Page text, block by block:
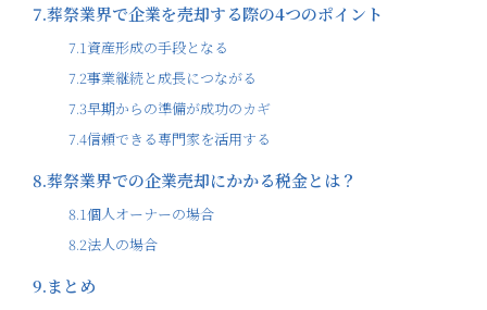
7.葬祭業界で企業を売却する際の4つのポイント
7.1資産形成の手段となる
7.2事業継続と成長につながる
7.3早期からの準備が成功のカギ
7.4信頼できる専門家を活用する
8.葬祭業界での企業売却にかかる税金とは？
8.1個人オーナーの場合
8.2法人の場合
9.まとめ